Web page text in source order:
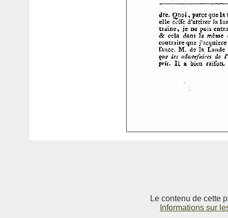
Le contenu de cette
Informations sur